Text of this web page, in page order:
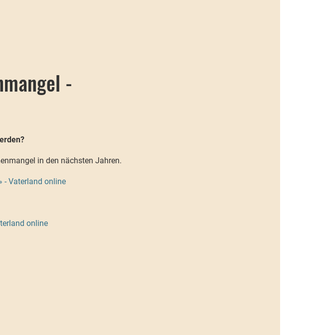
-
in den nächsten Jahren.
- Vaterland online
online